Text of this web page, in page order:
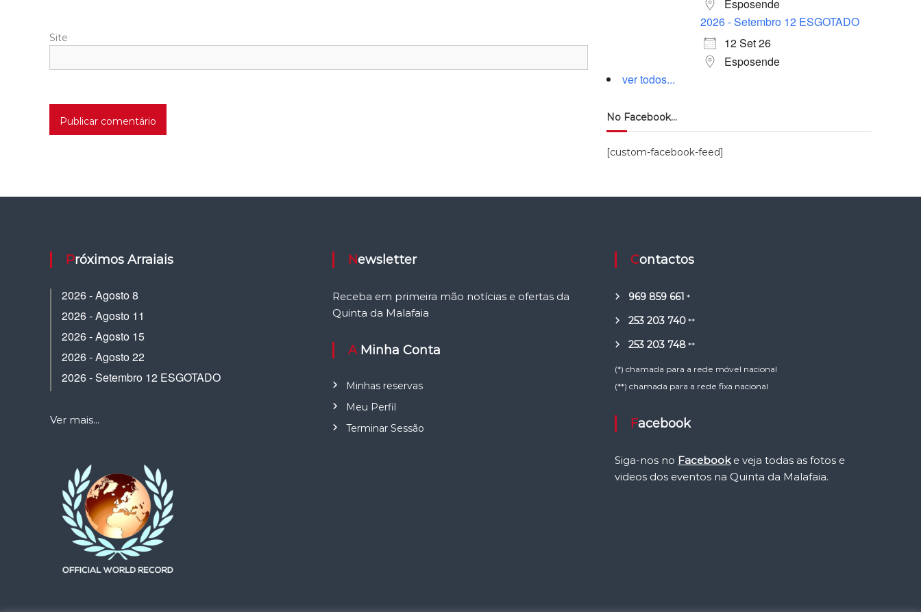
Site
Esposende
2026 - Setembro 12 ESGOTADO
12 Set 26
Esposende
ver todos...
No Facebook…
[custom-facebook-feed]
Próximos Arraiais
2026 - Agosto 8
2026 - Agosto 11
2026 - Agosto 15
2026 - Agosto 22
2026 - Setembro 12 ESGOTADO
Ver mais...
Newsletter
Receba em primeira mão notícias e ofertas da
Quinta da Malafaia
A Minha Conta
Minhas reservas
Meu Perfil
Terminar Sessão
Contactos
969 859 661 *
253 203 740**
253 203 748**
(*) chamada para a rede móvel nacional
(**) chamada para a rede fixa nacional
Facebook
Siga-nos no Facebooke veja todas as fotos e
videos dos eventos na Quinta da Malafaia.